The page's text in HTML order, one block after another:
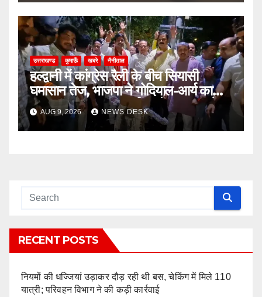
उत्तराखण्ड कुमाऊँ खबरे नैनीताल
हल्द्वानी में कांग्रेस रैली के बीच सियासी
घमासान तेज, भाजपा ने गोदियाल-आर्य का
पुतला फूंका; SSP कार्यालय में अभद्रता के
आरोपों पर कार्रवाई की मांग
AUG 9, 2026 NEWS DESK
RECENT POSTS
नियमों की धज्जियां उड़ाकर दौड़ रही थी बस, चेकिंग में मिले 110
यात्री; परिवहन विभाग ने की कड़ी कार्रवाई